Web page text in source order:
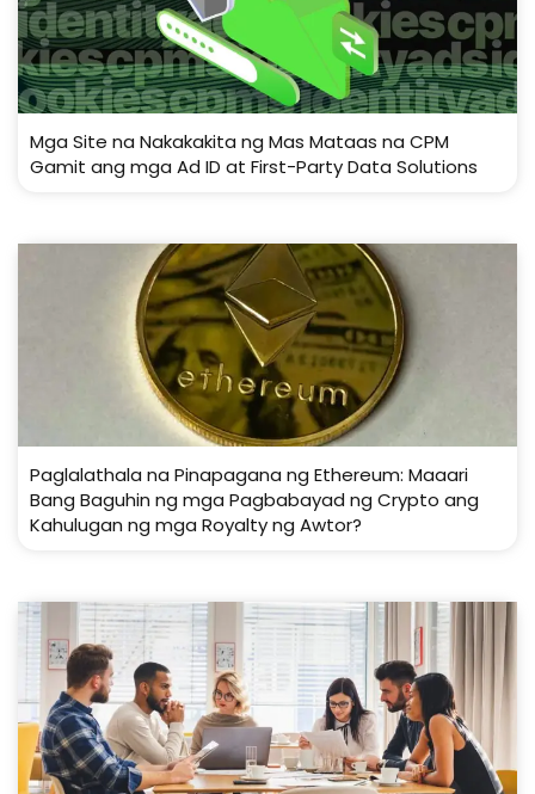
Mga Site na Nakakakita ng Mas Mataas na CPM
Gamit ang mga Ad ID at First-Party Data Solutions
Paglalathala na Pinapagana ng Ethereum: Maaari
Bang Baguhin ng mga Pagbabayad ng Crypto ang
Kahulugan ng mga Royalty ng Awtor?